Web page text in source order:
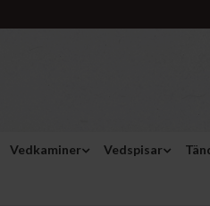
Vedkaminer Vedspisar